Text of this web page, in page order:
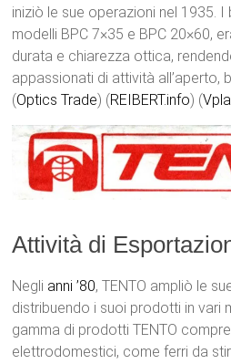
iniziò le sue operazioni nel 1935. I
modelli BPC 7×35 e BPC 20×60,
durata e chiarezza ottica,
appassionati di attività all’aperto,
(Optics Trade)​​ (REIBERT.info)​​ (
Attività di
Negli anni ’80, TENTO ampliò le
distribuendo i suoi prodotti in vari
gamma di prodotti TENTO
elettrodomestici, come ferri da